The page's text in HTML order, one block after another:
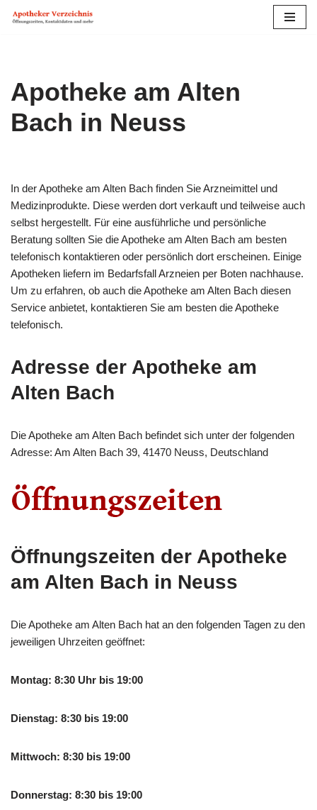
Apotheke am Alten
Bach in Neuss
In der Apotheke am Alten Bach finden Sie Arzneimittel und
Medizinprodukte. Diese werden dort verkauft und teilweise auch
selbst hergestellt. Für eine ausführliche und persönliche
Beratung sollten Sie die Apotheke am Alten Bach am besten
telefonisch kontaktieren oder persönlich dort erscheinen. Einige
Apotheken liefern im Bedarfs­fall Arzneien per Boten nachhause.
Um zu erfahren, ob auch die Apotheke am Alten Bach diesen
Service anbietet, kontaktieren Sie am besten die Apotheke
telefonisch.
Adresse der Apotheke am
Alten Bach
Die Apotheke am Alten Bach befindet sich unter der folgenden
Adresse: Am Alten Bach 39, 41470 Neuss, Deutschland
Öffnungszeiten der Apotheke
am Alten Bach in Neuss
Die Apotheke am Alten Bach hat an den folgenden Tagen zu den
jeweiligen Uhrzeiten geöffnet:
Montag: 8:30 Uhr bis 19:00
Dienstag: 8:30 bis 19:00
Mittwoch: 8:30 bis 19:00
Donnerstag: 8:30 bis 19:00